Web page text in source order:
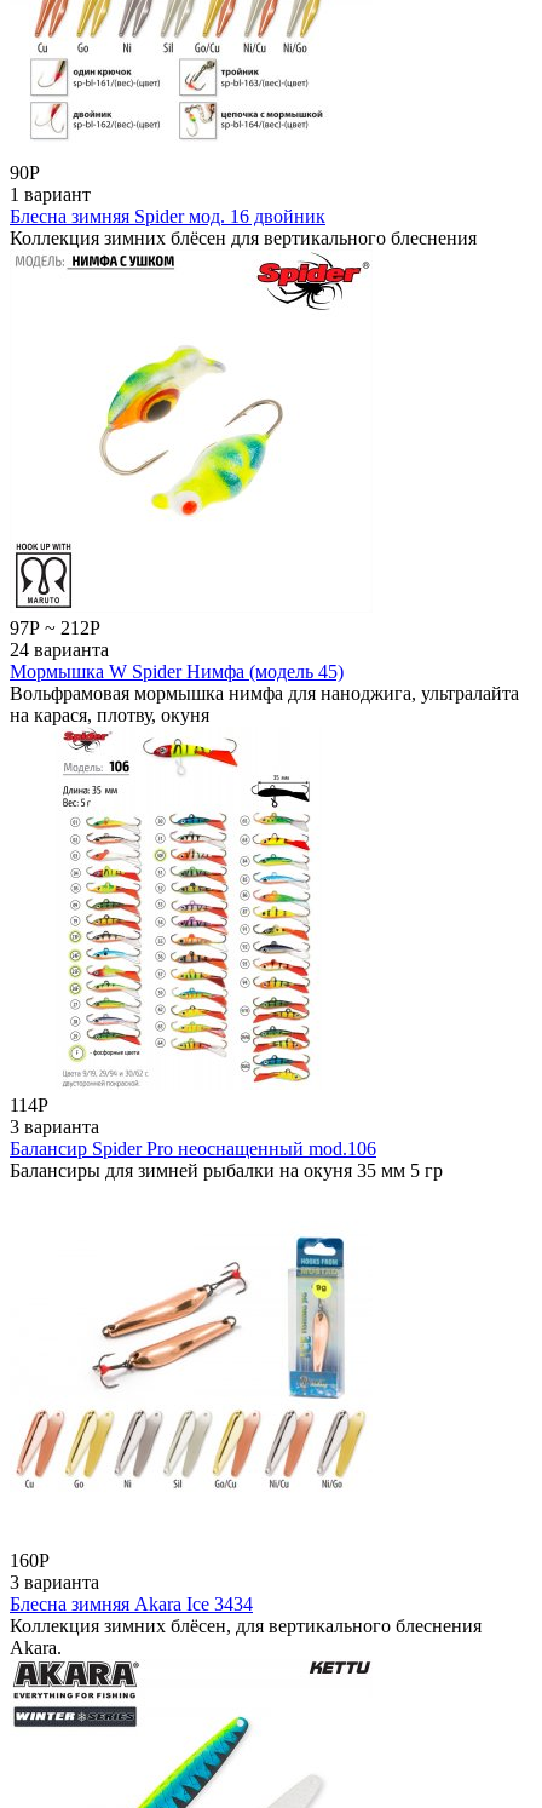
90Р
1 вариант
Блесна зимняя Spider мод. 16 двойник
Коллекция зимних блёсен для вертикального блеснения
97Р ~ 212Р
24 варианта
Мормышка W Spider Нимфа (модель 45)
Вольфрамовая мормышка нимфа для наноджига, ультралайта
на карася, плотву, окуня
114Р
3 варианта
Балансир Spider Pro неоснащенный mod.106
Балансиры для зимней рыбалки на окуня 35 мм 5 гр
160Р
3 варианта
Блесна зимняя Akara Ice 3434
Коллекция зимних блёсен, для вертикального блеснения
Akara.